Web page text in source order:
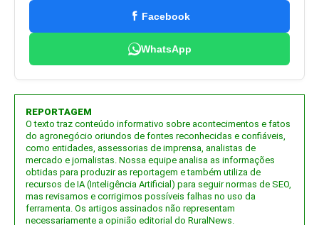
Facebook
WhatsApp
REPORTAGEM
O texto traz conteúdo informativo sobre acontecimentos e fatos
do agronegócio oriundos de fontes reconhecidas e confiáveis,
como entidades, assessorias de imprensa, analistas de
mercado e jornalistas. Nossa equipe analisa as informações
obtidas para produzir as reportagem e também utiliza de
recursos de IA (Inteligência Artificial) para seguir normas de SEO,
mas revisamos e corrigimos possíveis falhas no uso da
ferramenta. Os artigos assinados não representam
necessariamente a opinião editorial do RuralNews.